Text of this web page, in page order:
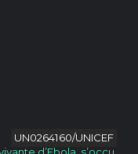
UN0264160/UNICEF
d’Ebola, s’occu